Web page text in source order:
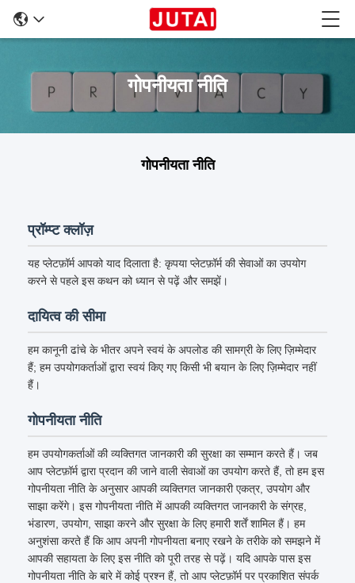
गोपनीयता नीति
गोपनीयता नीति
प्रॉम्प्ट क्लॉज़
यह प्लेटफ़ॉर्म आपको याद दिलाता है: कृपया प्लेटफ़ॉर्म की सेवाओं का उपयोग
करने से पहले इस कथन को ध्यान से पढ़ें और समझें।
दायित्व की सीमा
हम कानूनी ढांचे के भीतर अपने स्वयं के अपलोड की सामग्री के लिए ज़िम्मेदार
हैं; हम उपयोगकर्ताओं द्वारा स्वयं किए गए किसी भी बयान के लिए ज़िम्मेदार नहीं
हैं।
गोपनीयता नीति
हम उपयोगकर्ताओं की व्यक्तिगत जानकारी की सुरक्षा का सम्मान करते हैं। जब
आप प्लेटफ़ॉर्म द्वारा प्रदान की जाने वाली सेवाओं का उपयोग करते हैं, तो हम इस
गोपनीयता नीति के अनुसार आपकी व्यक्तिगत जानकारी एकत्र, उपयोग और
साझा करेंगे। इस गोपनीयता नीति में आपकी व्यक्तिगत जानकारी के संग्रह,
भंडारण, उपयोग, साझा करने और सुरक्षा के लिए हमारी शर्तें शामिल हैं। हम
अनुशंसा करते हैं कि आप अपनी गोपनीयता बनाए रखने के तरीके को समझने में
आपकी सहायता के लिए इस नीति को पूरी तरह से पढ़ें। यदि आपके पास इस
गोपनीयता नीति के बारे में कोई प्रश्न हैं, तो आप प्लेटफ़ॉर्म पर प्रकाशित संपर्क